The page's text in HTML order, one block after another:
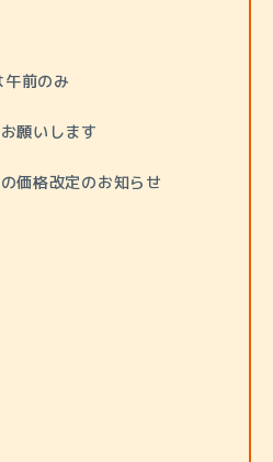
前のみ
願いします
価格改定のお知らせ